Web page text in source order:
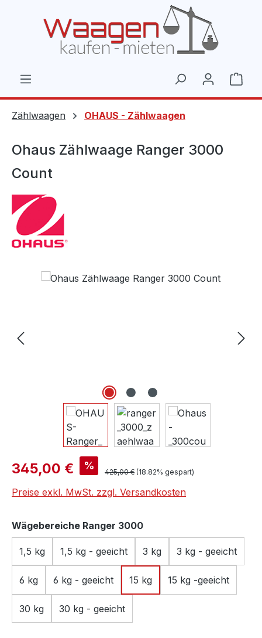
Zählwaagen OHAUS - Zählwaagen
Ohaus Zählwaage Ranger 3000
Count
Bildergalerie überspringen
Verkaufspreis:
345,00 € % Regulärer Preis:
425,00 € (18.82% gespart)
Preise exkl. MwSt. zzgl. Versandkosten
Wägebereiche Ranger 3000auswählen
1,5 kg 1,5 kg - geeicht 3 kg 3 kg - geeicht
6 kg 6 kg - geeicht 15 kg 15 kg -geeicht
30 kg 30 kg - geeicht